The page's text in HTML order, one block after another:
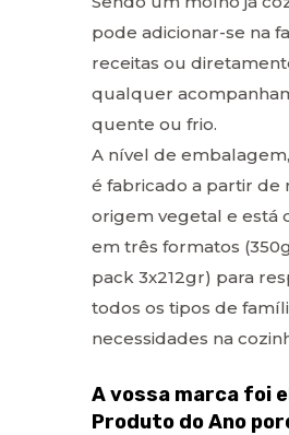
pode adicionar-se na
receitas ou
qualquer
quente ou frio.
A nível de
é fabricado a partir de
origem vegetal e está
em três formatos
pack 3x212gr) para
todos os tipos de
necessidades na
A vossa marca foi
Produto do Ano